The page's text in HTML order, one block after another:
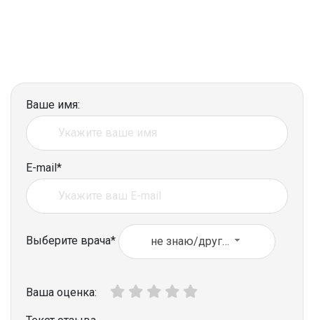
Ваше имя:
E-mail*
Выберите врача* не знаю/другое
Ваша оценка: